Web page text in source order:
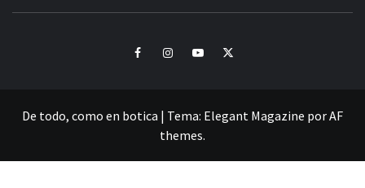
FacebookInstagramYoutubeTwitter
De todo, como en botica | Tema: Elegant Magazine porAF
themes.